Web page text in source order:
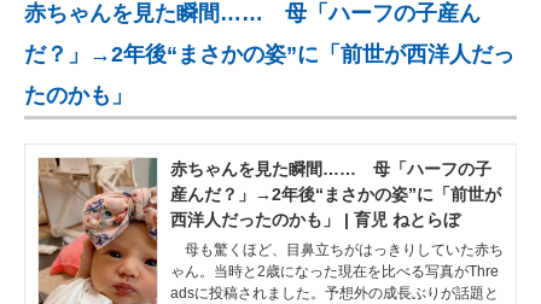
赤ちゃんを見た瞬間…… 母「ハーフの子産ん
だ？」→2年後“まさかの姿”に「前世が西洋人だっ
たのかも」
赤ちゃんを見た瞬間…… 母「ハーフの子
産んだ？」→2年後“まさかの姿”に「前世が
西洋人だったのかも」 | 育児 ねとらぼ
母も驚くほど、目鼻立ちがはっきりしていた赤ち
ゃん。当時と2歳になった現在を比べる写真がThre
adsに投稿されました。予想外の成長ぶりが話題と